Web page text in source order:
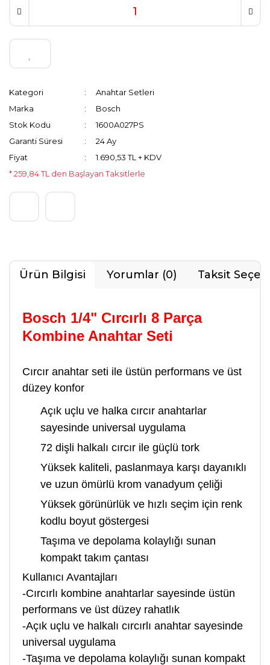
Kategori
Anahtar Setleri
Marka
Bosch
Stok Kodu
1600A027PS
Garanti Süresi
24 Ay
Fiyat
1.690,53 TL + KDV
* 259,84 TL den Başlayan Taksitlerle
Ürün Bilgisi Yorumlar (0) Taksit
Bosch 1/4" Cırcırlı 8 Parça
Kombine Anahtar Seti
Cırcır anahtar seti ile üstün performans ve üst
düzey konfor
Açık uçlu ve halka cırcır anahtarlar
sayesinde universal uygulama
72 dişli halkalı cırcır ile güçlü tork
Yüksek kaliteli, paslanmaya karşı dayanıklı
ve uzun ömürlü krom vanadyum çeliği
Yüksek görünürlük ve hızlı seçim için renk
kodlu boyut göstergesi
Taşıma ve depolama kolaylığı sunan
kompakt takım çantası
Kullanıcı Avantajları
-Cırcırlı kombine anahtarlar sayesinde üstün
performans ve üst düzey rahatlık
-Açık uçlu ve halkalı cırcırlı anahtar sayesinde
universal uygulama
-Taşıma ve depolama kolaylığı sunan kompakt